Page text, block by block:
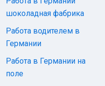
шоколадная фабрика
Работа водителем в
Германии
Работа в Германии на
поле